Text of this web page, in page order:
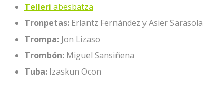
Telleri abesbatza
Tronpetas: Erlantz Fernández y Asier Sarasola
Trompa: Jon Lizaso
Trombón: Miguel Sansiñena
Tuba: Izaskun Ocon